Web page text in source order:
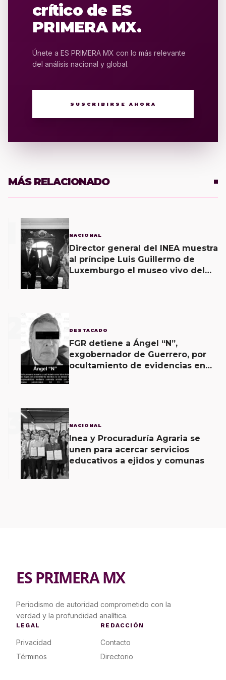
crítico de ES
PRIMERA MX.
Únete a ES PRIMERA MX con lo más relevante
del análisis nacional y global.
SUSCRIBIRSE AHORA
MÁS RELACIONADO
NACIONAL
Director general del INEA muestra
al príncipe Luis Guillermo de
Luxemburgo el museo vivo del
DESTACADO
FGR detiene a Ángel “N”,
exgobernador de Guerrero, por
ocultamiento de evidencias en
3 NACIONAL
Inea y Procuraduría Agraria se
unen para acercar servicios
educativos a ejidos y comunas
ES PRIMERA MX
Periodismo de autoridad comprometido con la
verdad y la profundidad analítica.
LEGAL
Privacidad
Términos
REDACCIÓN
Contacto
Directorio